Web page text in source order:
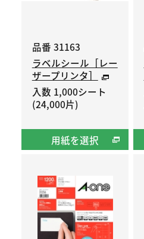
品番 31163
ラベルシール［レー
ザープリンタ］
入数 1,000シート
(24,000片)
用紙を選択